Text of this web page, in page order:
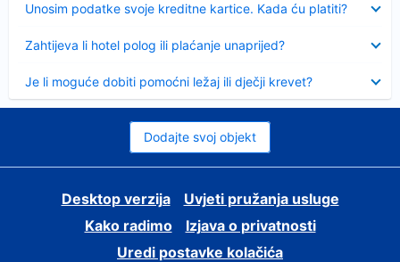
Unosim podatke svoje kreditne kartice. Kada ću platiti?
Zahtijeva li hotel polog ili plaćanje unaprijed?
Je li moguće dobiti pomoćni ležaj ili dječji krevet?
Dodajte svoj objekt
Desktop verzija
Uvjeti pružanja usluge
Kako radimo
Izjava o privatnosti
Uredi postavke kolačića